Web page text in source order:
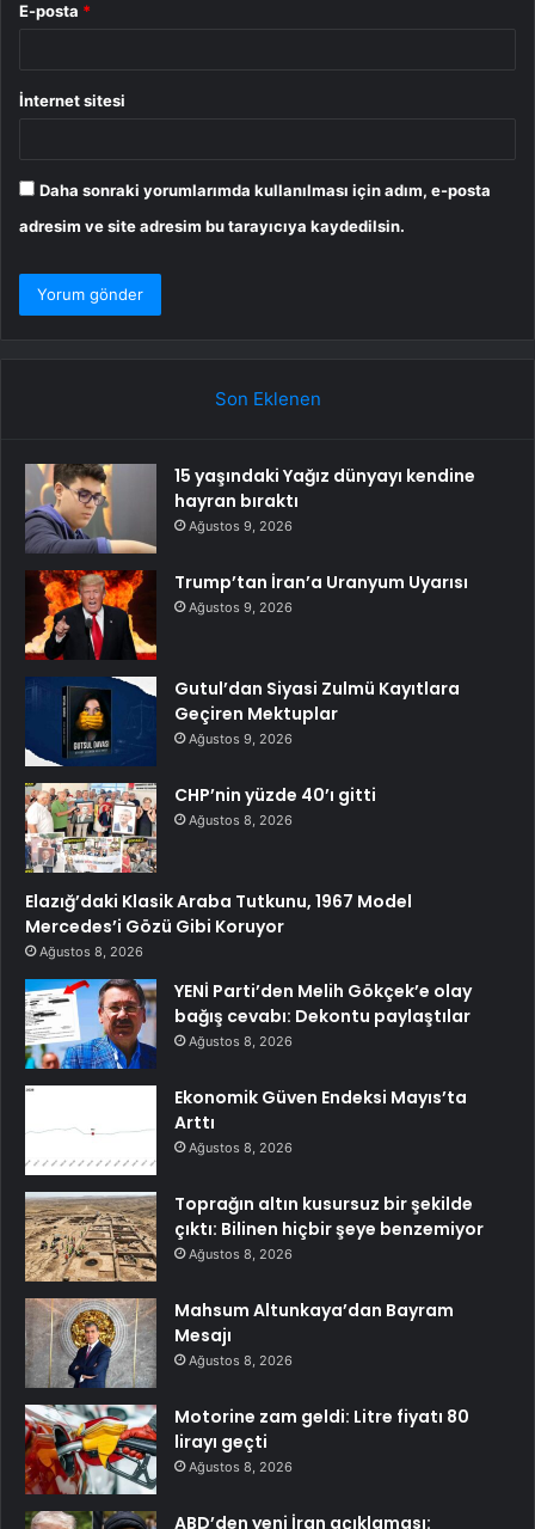
E-posta *
İnternet sitesi
Daha sonraki yorumlarımda kullanılması için adım, e-posta
adresim ve site adresim bu tarayıcıya kaydedilsin.
Son Eklenen
15 yaşındaki Yağız dünyayı kendine
hayran bıraktı
Ağustos 9, 2026
Trump’tan İran’a Uranyum Uyarısı
Ağustos 9, 2026
Gutul’dan Siyasi Zulmü Kayıtlara
Geçiren Mektuplar
Ağustos 9, 2026
CHP’nin yüzde 40’ı gitti
Ağustos 8, 2026
Elazığ’daki Klasik Araba Tutkunu, 1967 Model
Mercedes’i Gözü Gibi Koruyor
Ağustos 8, 2026
YENİ Parti’den Melih Gökçek’e olay
bağış cevabı: Dekontu paylaştılar
Ağustos 8, 2026
Ekonomik Güven Endeksi Mayıs’ta
Arttı
Ağustos 8, 2026
Toprağın altın kusursuz bir şekilde
çıktı: Bilinen hiçbir şeye benzemiyor
Ağustos 8, 2026
Mahsum Altunkaya’dan Bayram
Mesajı
Ağustos 8, 2026
Motorine zam geldi: Litre fiyatı 80
lirayı geçti
Ağustos 8, 2026
ABD’den yeni İran açıklaması: